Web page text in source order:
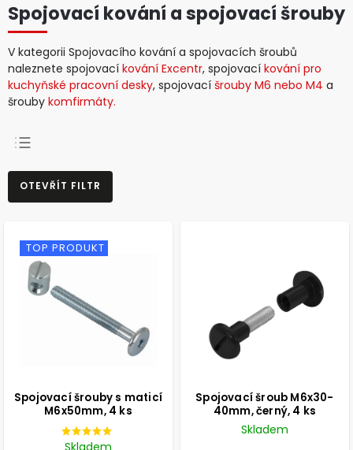
Spojovací kování a spojovací šrouby
V kategorii Spojovacího kování a spojovacích šroubů
naleznete spojovací kování Excentr, spojovací kování pro
kuchyňské pracovní desky, spojovací šrouby M6 nebo M4 a
šrouby komfirmáty.
NEJPRODÁVANĚJŠÍ
NEJLEVNĚJŠÍ
ABECEDNĚ
OTEVŘÍT FILTR
TOP PRODUKT
Spojovací šrouby s maticí
M6x50mm, 4 ks
Skladem
Spojovací šroub M6x30-
40mm, černý, 4 ks
Skladem